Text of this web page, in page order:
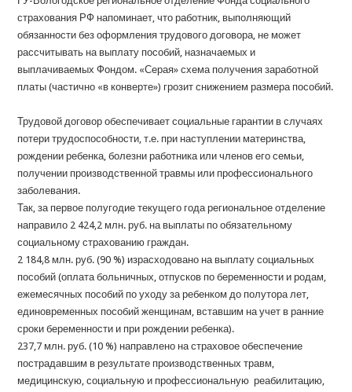
страхования РФ напоминает, что работник, выполняющий
обязанности без оформления трудового договора, не может
рассчитывать на выплату пособий, назначаемых и
выплачиваемых Фондом. «Серая» схема получения заработной
платы (частично «в конверте») грозит снижением размера пособий.
Трудовой договор обеспечивает социальные гарантии в случаях
потери трудоспособности, т.е. при наступлении материнства,
рождении ребенка, болезни работника или членов его семьи,
получении производственной травмы или профессионального
заболевания.
Так, за первое полугодие текущего года региональное отделение
направило 2 424,2 млн. руб. на выплаты по обязательному
социальному страхованию граждан.
2 184,8 млн. руб. (90 %) израсходовано на выплату социальных
пособий (оплата больничных, отпусков по беременности и родам,
ежемесячных пособий по уходу за ребенком до полутора лет,
единовременных пособий женщинам, вставшим на учет в ранние
сроки беременности и при рождении ребенка).
237,7 млн. руб. (10 %) направлено на страховое обеспечение
пострадавшим в результате производственных травм,
медицинскую, социальную и профессиональную реабилитацию,